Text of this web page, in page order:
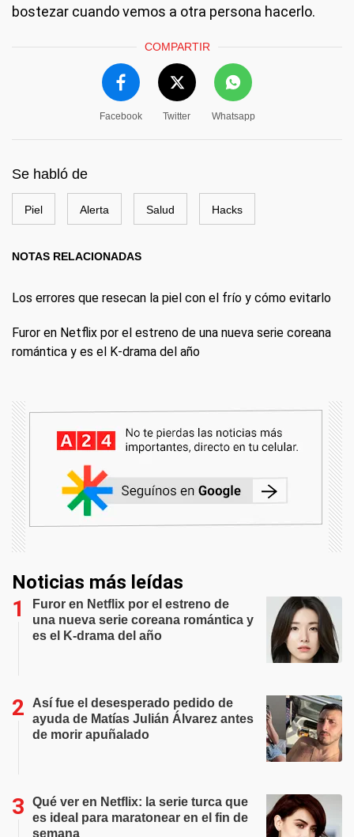
bostezar cuando vemos a otra persona hacerlo.
COMPARTIR
Facebook Twitter Whatsapp
Se habló de
Piel Alerta Salud Hacks
NOTAS RELACIONADAS
Los errores que resecan la piel con el frío y cómo evitarlo
Furor en Netflix por el estreno de una nueva serie coreana
romántica y es el K-drama del año
Noticias más leídas
Furor en Netflix por el estreno de
una nueva serie coreana romántica y
es el K-drama del año
Así fue el desesperado pedido de
ayuda de Matías Julián Álvarez antes
de morir apuñalado
Qué ver en Netflix: la serie turca que
es ideal para maratonear en el fin de
semana